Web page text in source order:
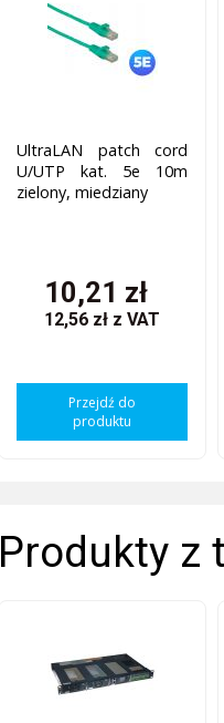
UltraLAN patch cord
U/UTP kat. 5e 10m
zielony, miedziany
10,21 zł
12,56 zł z VAT
Przejdź do
produktu
Produkty z